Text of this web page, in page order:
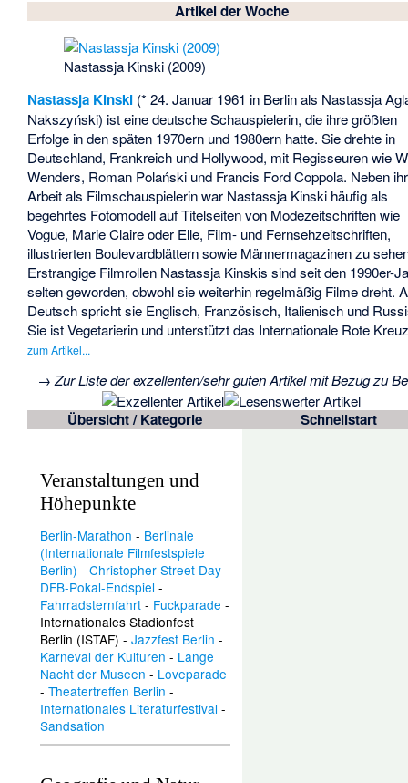
Artikel der Woche
Nastassja Kinski (2009)
Nastassja Kinski (* 24. Januar 1961 in Berlin als Nastassja
Nakszyński) ist eine deutsche Schauspielerin, die ihre größten
Erfolge in den späten 1970ern und 1980ern hatte. Sie drehte in
Deutschland, Frankreich und Hollywood, mit Regisseuren wie
Wenders, Roman Polański und Francis Ford Coppola. Neben
Arbeit als Filmschauspielerin war Nastassja Kinski häufig als
begehrtes Fotomodell auf Titelseiten von Modezeitschriften wie
Vogue, Marie Claire oder Elle, Film- und Fernsehzeitschriften,
illustrierten Boulevardblättern sowie Männermagazinen zu
Erstrangige Filmrollen Nastassja Kinskis sind seit den 1990er-
selten geworden, obwohl sie weiterhin regelmäßig Filme dreht.
Deutsch spricht sie Englisch, Französisch, Italienisch und
Sie ist Vegetarierin und unterstützt das Internationale Rote
zum Artikel...
→ Zur Liste derexzellenten/sehr guten Artikelmit Bezug zu
Übersicht / Kategorie Schnellstart
Veranstaltungen und
Höhepunkte
Berlin-Marathon - Berlinale
(Internationale Filmfestspiele
Berlin) -Christopher Street Day -
DFB-Pokal-Endspiel -
Fahrradsternfahrt - Fuckparade -
Internationales Stadionfest
Berlin (ISTAF) -Jazzfest Berlin -
Karneval der Kulturen - Lange
Nacht der Museen - Loveparade
-Theatertreffen Berlin -
Internationales Literaturfestival -
Sandsation